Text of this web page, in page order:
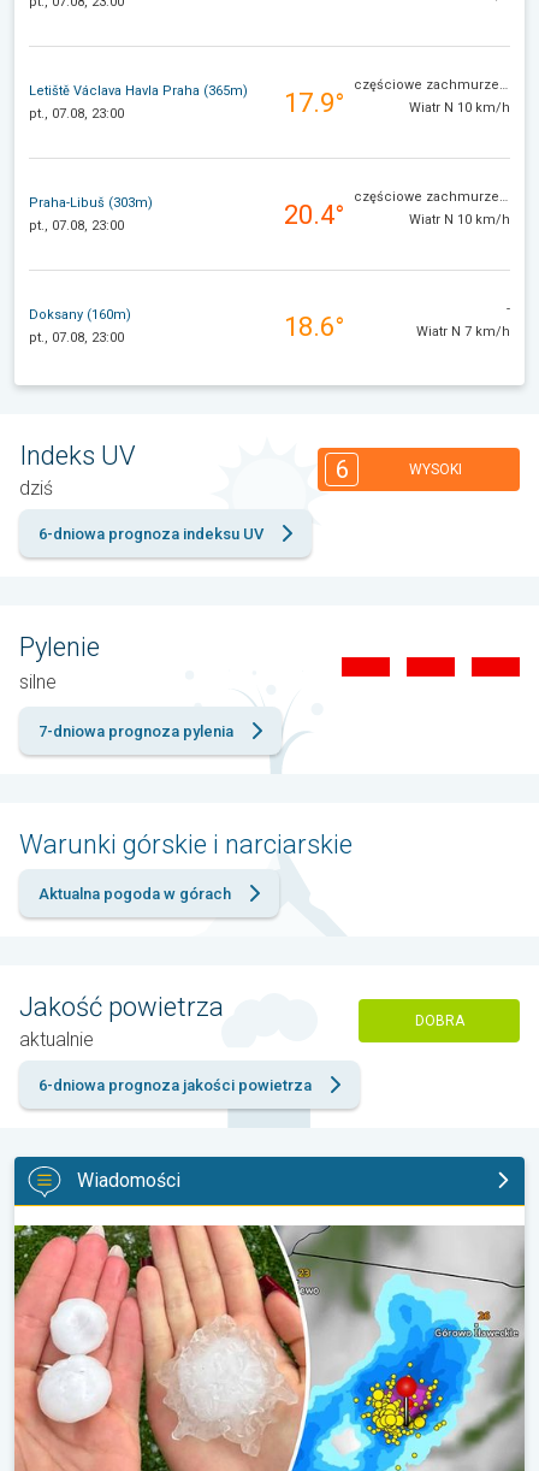
Letiště Václava Havla Praha (365m)
pt., 07.08, 23:00
17.9°
częściowe zachmurzenie
Wiatr N 10 km/h
Praha-Libuš (303m)
pt., 07.08, 23:00
20.4°
częściowe zachmurzenie
Wiatr N 10 km/h
Doksany (160m)
pt., 07.08, 23:00
18.6°
-
Wiatr N 7 km/h
Indeks UV
dziś
6 WYSOKI
6-dniowa prognoza indeksu UV
Pylenie
silne
7-dniowa prognoza pylenia
Warunki górskie i narciarskie
Aktualna pogoda w górach
Jakość powietrza
aktualnie
DOBRA
6-dniowa prognoza jakości powietrza
Wiadomości
Ogromny grad na Mazurach. Do 7 cm średnicy. . .